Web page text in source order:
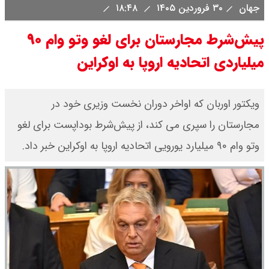
جهان ۳۰ فروردین ۱۴۰۵
پیش‌شرط مجارستان برای لغو وتو وام ۹۰
میلیاردی اتحادیه اروپا به اوکراین
ویکتور اوربان که اواخر دوران نخست وزیری خود در
مجارستان را سپری می کند، از پیش‌شرط بوداپست برای لغو
وتو وام ۹۰ میلیارد یورویی اتحادیه اروپا به اوکراین خبر داد.